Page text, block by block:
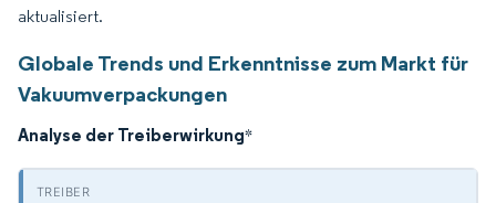
aktualisiert.
Globale Trends und Erkenntnisse zum Markt für
Vakuumverpackungen
Analyse der Treiberwirkung*